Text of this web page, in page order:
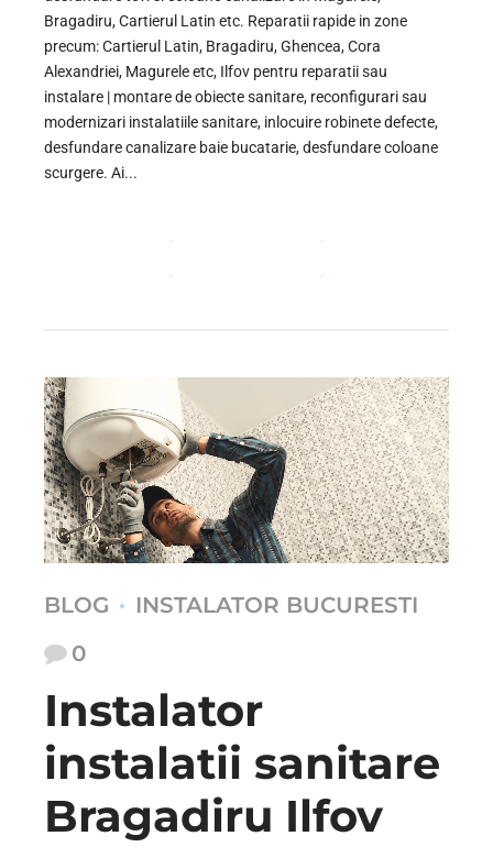
Bragadiru, Cartierul Latin etc. Reparatii rapide in zone
precum: Cartierul Latin, Bragadiru, Ghencea, Cora
Alexandriei, Magurele etc, Ilfov pentru reparatii sau
instalare | montare de obiecte sanitare, reconfigurari sau
modernizari instalatiile sanitare, inlocuire robinete defecte,
desfundare canalizare baie bucatarie, desfundare coloane
scurgere. Ai...
BLOG
INSTALATOR BUCURESTI
0
Instalator
instalatii sanitare
Bragadiru Ilfov